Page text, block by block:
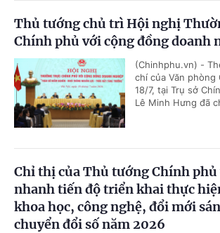
Thủ tướng chủ trì Hội nghị
Chính phủ với cộng đồng doanh
(Chinhphu.vn) -
chí của Văn phòng
18/7, tại Trụ sở
Lê Minh Hưng đã
Chỉ thị của Thủ tướng Chính phủ
nhanh tiến độ triển khai thực
khoa học, công nghệ, đổi mới
chuyển đổi số năm 2026